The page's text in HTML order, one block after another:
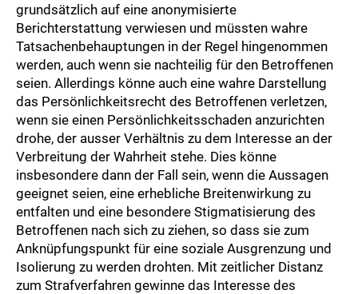
grundsätzlich auf eine anonymisierte
Berichterstattung verwiesen und müssten wahre
Tatsachenbehauptungen in der Regel hingenommen
werden, auch wenn sie nachteilig für den Betroffenen
seien. Allerdings könne auch eine wahre Darstellung
das Persönlichkeitsrecht des Betroffenen verletzen,
wenn sie einen Persönlichkeitsschaden anzurichten
drohe, der ausser Verhältnis zu dem Interesse an der
Verbreitung der Wahrheit stehe. Dies könne
insbesondere dann der Fall sein, wenn die Aussagen
geeignet seien, eine erhebliche Breitenwirkung zu
entfalten und eine besondere Stigmatisierung des
Betroffenen nach sich zu ziehen, so dass sie zum
Anknüpfungspunkt für eine soziale Ausgrenzung und
Isolierung zu werden drohten. Mit zeitlicher Distanz
zum Strafverfahren gewinne das Interesse des